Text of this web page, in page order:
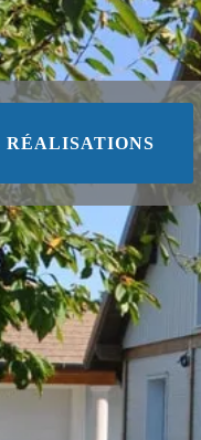
RÉALISATIONS